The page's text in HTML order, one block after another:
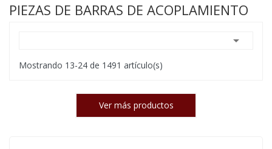
PIEZAS DE BARRAS DE ACOPLAMIENTO

Mostrando 13-24 de 1491 artículo(s)
Ver más productos